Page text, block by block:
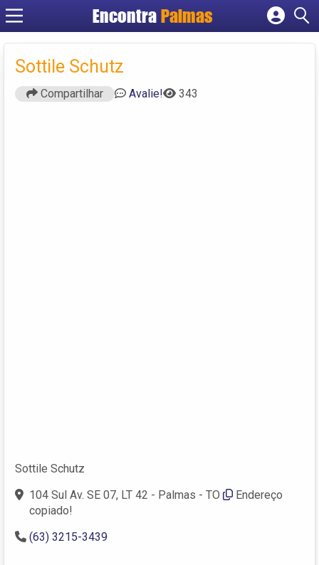
Encontra Palmas
Cadastrar empresa
Sottile Schutz
Compartilhar Avalie! 343
Sottile Schutz
104 Sul Av. SE 07, LT 42 - Palmas - TO
Endereço
copiado!
(63) 3215-3439